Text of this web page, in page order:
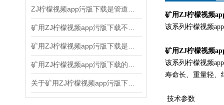
矿用ZJ柠檬视频
该系列柠檬视频app污
矿用ZJ柠檬视频
该系列柠檬视频app
寿命长、重量轻
技术参数